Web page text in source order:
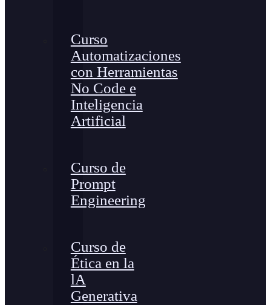
Curso
Automatizaciones
con Herramientas
No Code e
Inteligencia
Artificial
Curso de
Prompt
Engineering
Curso de
Ética en la
lA
Generativa